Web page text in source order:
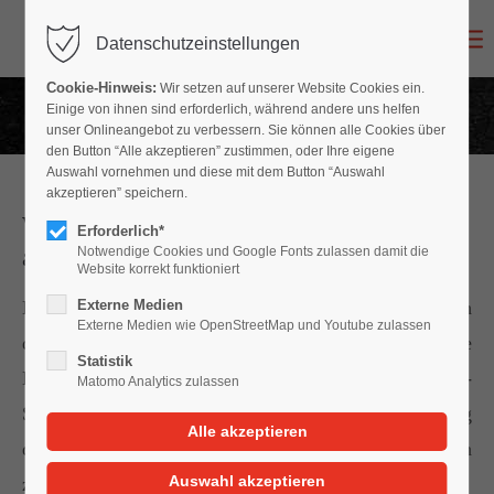
Login
Benutzername
Passwort
Anmelden
Lost your password?
Wer kommt für die Kosten des Gutachters
auf?
Bei einem unverschuldeten Unfall trägt grundsätzlich
der Schädiger bzw. die eintretende
Haftpflichtversicherung auch die Kosten des Kfz-
Sachverständigen, da nach ständiger Rechtsprechung
des BGH die Kosten für ein Gutachten zum Schaden
zählen, der dem Geschädigten zu ersetzen ist.
Datenschutzeinstellungen
Cookie-Hinweis: Wir setzen auf unserer Website Cookies ein.
Einige von ihnen sind erforderlich, während andere uns helfen
unser Onlineangebot zu verbessern. Sie können alle Cookies über
den Button “Alle akzeptieren” zustimmen, oder Ihre eigene
Auswahl vornehmen und diese mit dem Button “Auswahl
akzeptieren” speichern.
Erforderlich*
Notwendige Cookies und Google Fonts zulassen damit die
Website korrekt funktioniert
Externe Medien
Externe Medien wie OpenStreetMap und Youtube zulassen
Statistik
Matomo Analytics zulassen